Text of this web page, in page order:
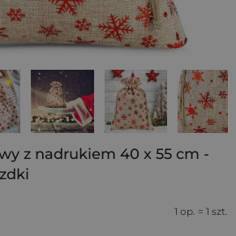
z nadrukiem 40 x 55 cm -
1 op. = 1 szt.